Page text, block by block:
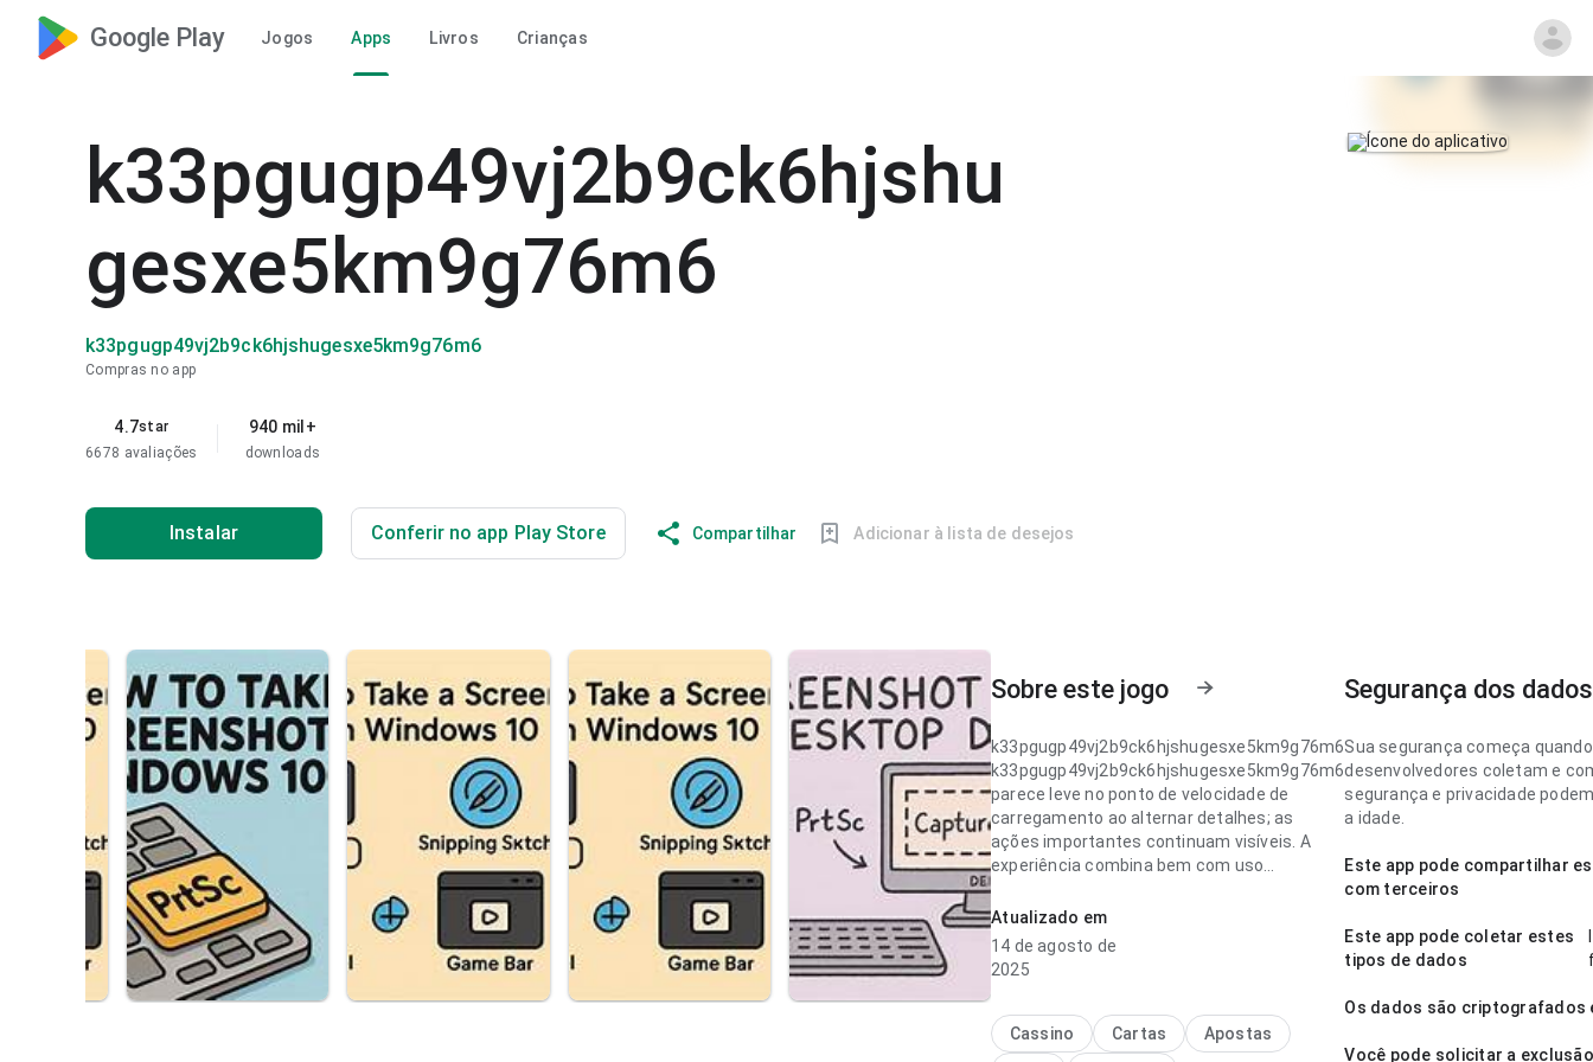
Google Play Jogos Apps Livros Crianças
k33pgugp49vj2b9ck6hjshu
gesxe5km9g76m6
k33pgugp49vj2b9ck6hjshugesxe5km9g76m6
Compras no app
4.7star
6678 avaliações
940 mil+
downloads
Instalar Conferir no app Play Store Compartilhar Adicionar à lista de desejos
Sobre este jogo
k33pgugp49vj2b9ck6hjshugesxe5km9g76m6
k33pgugp49vj2b9ck6hjshugesxe5km9g76m6
parece leve no ponto de velocidade de
carregamento ao alternar detalhes; as
ações importantes continuam visíveis. A
experiência combina bem com uso
k33pgugp49vj2b9ck6hjshugesxe5km9g76m6
parece equilibrada no ponto de fluxo de
Ajuda quem quer decidir rapidamente se vale
instalar.
Atualizado em
14 de agosto de
2025
Cassino Cartas Apostas
Segurança dos dados
Sua segurança começa
desenvolvedores coletam e
segurança e privacidade
a idade.
Este app pode compartilhar
com terceiros
Este app pode coletar estes
tipos de dados
Os dados são criptografados
Você pode solicitar a